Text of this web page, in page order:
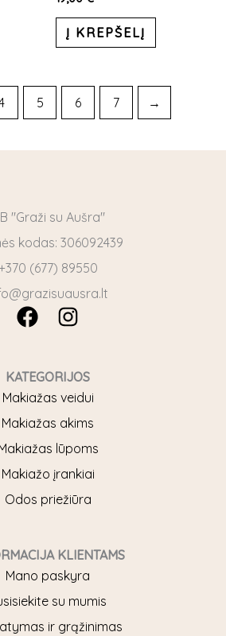
Į KREPŠELĮ
5 6 7 →
"Graži su Aušra"
kodas: 306092439
+370 (677) 89550
F
e
b
o
o
k
I
t
a
g
r
a
m
KATEGORIJOS
Makiažas veidui
Makiažas akims
lūpoms
Makiažo įrankiai
Odos priežiūra
KLIENTAMS
Mano paskyra
su mumis
ir grąžinimas